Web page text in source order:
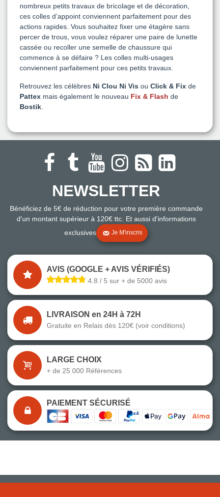
nombreux petits travaux de bricolage et de décoration,
ces colles d’appoint conviennent parfaitement pour des
actions rapides. Vous souhaitez fixer une étagère sans
percer de trous, vous voulez réparer une paire de lunette
cassée ou recoller une semelle de chaussure qui
commence à se défaire ? Les colles multi-usages
conviennent parfaitement pour ces petits travaux.
Retrouvez les célèbres Ni Clou Ni Vis ou Click & Fix de
Pattex mais également le nouveau Fix & Flash de
Bostik
NEWSLETTER
Bénéficiez de 5€ de réduction pour votre première commande
d'un montant supérieur à 120€ ttc. Et aussi d'informations
exclusives
Je M'inscris
AVIS (GOOGLE + AVIS VÉRIFIÉS)
4.8 / 5 sur + de 5000 avis
LIVRAISON en 24H à 72H
Gratuite en Relais dès 120€ (voir conditions)
LARGE CHOIX
+ de 25 000 Références
PAIEMENT SÉCURISÉ